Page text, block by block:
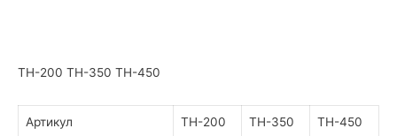
ТН-200 ТН-350 ТН-450
Артикул ТН-200 ТН-350 ТН-450